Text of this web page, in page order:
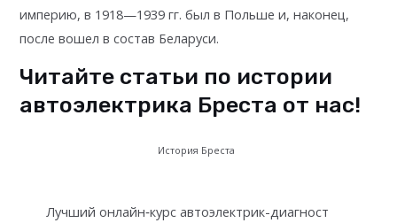
империю, в 1918—1939 гг. был в Польше и, наконец,
после вошел в состав Беларуси.
Читайте статьи по истории
автоэлектрика Бреста от нас!
История Бреста
Лучший онлайн‑курс автоэлектрик-диагност